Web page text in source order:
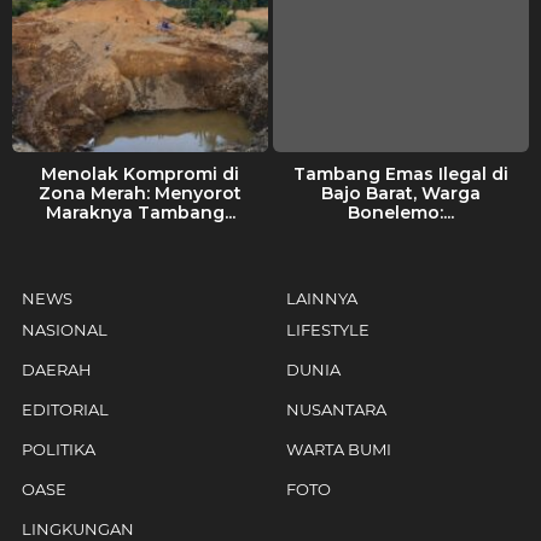
Menolak Kompromi di
Zona Merah: Menyorot
Maraknya Tambang...
Tambang Emas Ilegal di
Bajo Barat, Warga
Bonelemo:...
NEWS
NASIONAL
DAERAH
EDITORIAL
POLITIKA
OASE
LINGKUNGAN
LAINNYA
LIFESTYLE
DUNIA
NUSANTARA
WARTA BUMI
FOTO